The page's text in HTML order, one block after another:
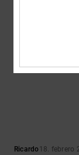
Ricardo18. febrero